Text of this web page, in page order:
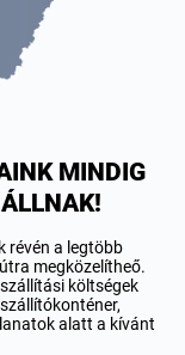
MINDIG
révén a legtöbb
megközelítheő.
költségek
alatt a kívánt